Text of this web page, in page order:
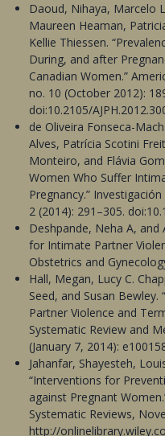
Daoud, Nihaya, Marcelo
Maureen Heaman,
Kellie Thiessen.
During, and after
Canadian Women.”
no. 10 (October 2012):
doi:10.2105/
de Oliveira Fonseca-
Alves, Patrícia Scotini
Monteiro, and Flávia
Women Who Suffer
Pregnancy.”
2 (2014): 291–305.
Deshpande, Neha A, and
for Intimate Partner
Obstetrics and
Hall, Megan, Lucy C.
Seed, and Susan
Partner Violence and
Systematic Review and
(January 7, 2014):
Jahanfar, Shayesteh,
“Interventions for
against Pregnant
Systematic Reviews,
http://